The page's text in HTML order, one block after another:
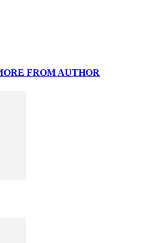
FROM AUTHOR